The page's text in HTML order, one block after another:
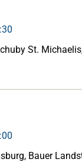
St.
Bauer